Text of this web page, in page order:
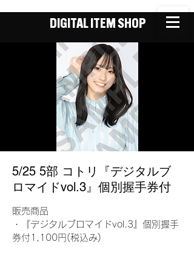
DIGITAL ITEM SHOP
5/25 5部 コトリ『デジタルブ
ロマイドvol.3』個別握手券付
販売商品
・『デジタルブロマイドvol.3』個別握手
券付1,100円(税込み)